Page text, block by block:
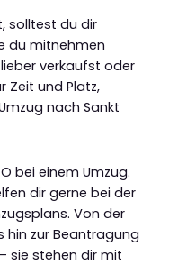
solltest du dir
du mitnehmen
verkaufst oder
Zeit und Platz,
nach Sankt
bei einem Umzug.
dir gerne bei der
Von der
zur Beantragung
sie stehen dir mit